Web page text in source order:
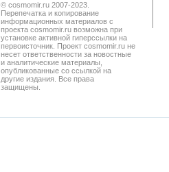
© cosmomir.ru 2007-2023.
Перепечатка и копирование
информационных материалов с
проекта cosmomir.ru возможна при
установке активной гиперссылки на
первоисточник. Проект cosmomir.ru не
несет ответственности за новостные
и аналитические материалы,
опубликованные со ссылкой на
другие издания. Все права
защищены.